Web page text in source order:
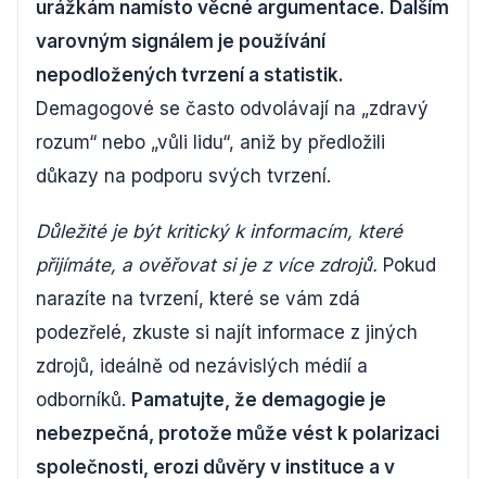
urážkám namísto věcné argumentace. Dalším
varovným signálem je používání
nepodložených tvrzení a statistik.
Demagogové se často odvolávají na „zdravý
rozum“ nebo „vůli lidu“, aniž by předložili
důkazy na podporu svých tvrzení.
Důležité je být kritický k informacím, které
přijímáte, a ověřovat si je z více zdrojů. Pokud
narazíte na tvrzení, které se vám zdá
podezřelé, zkuste si najít informace z jiných
zdrojů, ideálně od nezávislých médií a
odborníků. Pamatujte, že demagogie je
nebezpečná, protože může vést k polarizaci
společnosti, erozi důvěry v instituce a v